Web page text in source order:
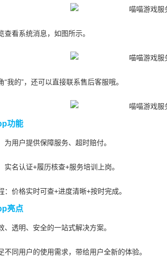
查看系统消息，如图所示。
我的”，还可以直接联系售后客服哦。
功能
为用户提供保障服务、超时赔付。
实名认证+履历核查+服务培训上岗。
：价格实时可查+进度清晰+按时完成。
亮点
、透明、安全的一站式解决方案。
不同用户的使用需求，带给用户全新的体验。